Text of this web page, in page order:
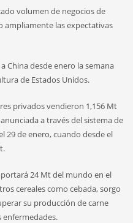
volumen de negocios de
ampliamente las expectativas
China desde enero la semana
de Estados Unidos.
privados vendieron 1,156 Mt
a través del sistema de
29 de enero, cuando desde el
24 Mt del mundo en el
cereales como cebada, sorgo
su producción de carne
enfermedades.